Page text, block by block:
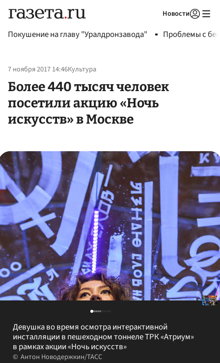
Новости
Покушение на главу "Уралдронзавода" Проблемы с
7 ноября 2017 14:46Культура
Более 440 тысяч человек
посетили акцию «Ночь
искусств» в Москве
Девушка во время осмотра интерактивной
инсталляции в пешеходном тоннеле ТРК «Атриум»
в рамках акции «Ночь искусств»
Антон Новодержкин/ТАСС